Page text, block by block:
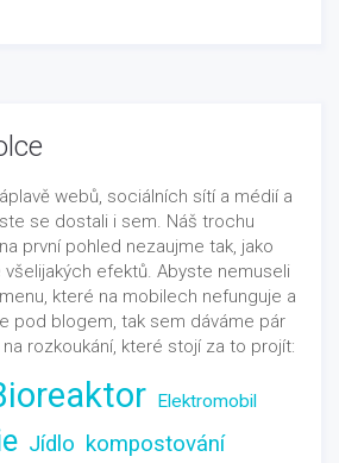
webů, sociálních sítí a médií a
se dostali i sem. Náš trochu
první pohled nezaujme tak, jako
efektů. Abyste nemuseli
které na mobilech nefunguje a
pod blogem, tak sem dáváme pár
rozkoukání, které stojí za to projít:
Elektromobil
Jídlo kompostování